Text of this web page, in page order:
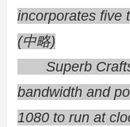
incorporates five
(中略)
Superb
bandwidth and
1080 to run at